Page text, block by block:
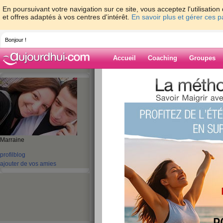
En poursuivant votre navigation sur ce site, vous acceptez
et offres adaptés à vos centres d'intérêt. En savoir plus et gérer ces
Bonjour !
Accueil Coaching Groupes
Marraine
profil blog
ajouter de vos amies
>
> je suis
Blog de
je suis toujours la
connexion pourri
publié le 06/04/2010 à 10:09